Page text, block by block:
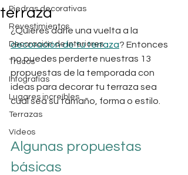
Piedras decorativas
Revestimientos
Decoración de interiores
Trucos
Infografías
Lugares increíbles
Terrazas
Vídeos
terraza
¿Quieres darle una vuelta a la
decoración de tu terraza? Entonces
no puedes perderte nuestras 13
propuestas de la temporada con
ideas para decorar tu terraza sea
cual sea su tamaño, forma o estilo.
Algunas propuestas
básicas